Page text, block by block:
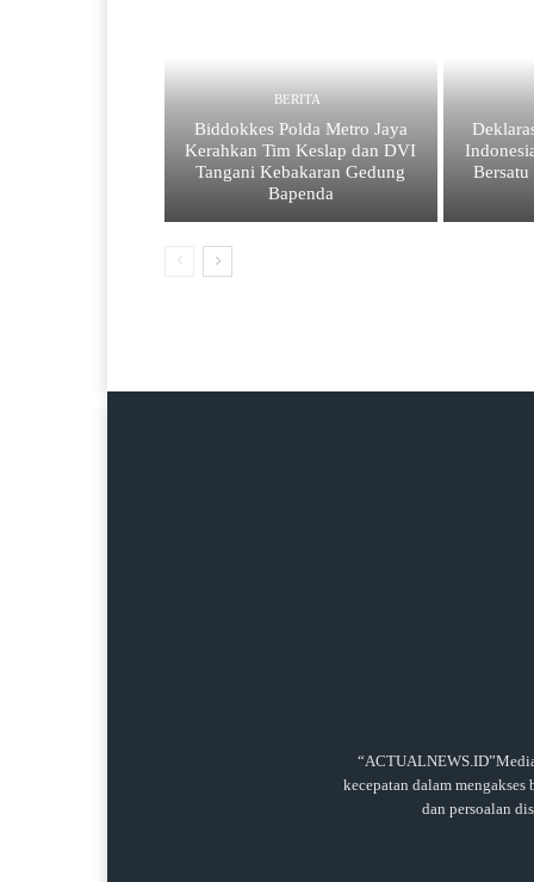
BERITA
Biddokkes Polda Metro Jaya
Kerahkan Tim Keslap dan DVI
Tangani Kebakaran Gedung
Bapenda
Bersatu
kecepatan dalam
dan persoalan